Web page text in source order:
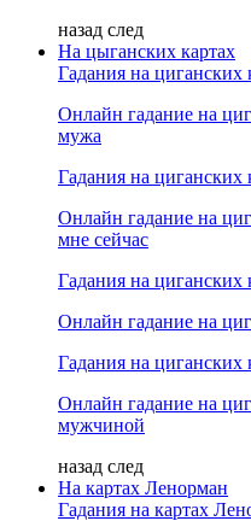
назад след
На цыганских картах
Гадания на циганских
Онлайн гадание на
мужа
Гадания на циганских
Онлайн гадание на
мне сейчас
Гадания на циганских
Онлайн гадание на
Гадания на циганских
Онлайн гадание на
мужчиной
назад след
На картах Ленорман
Гадания на картах